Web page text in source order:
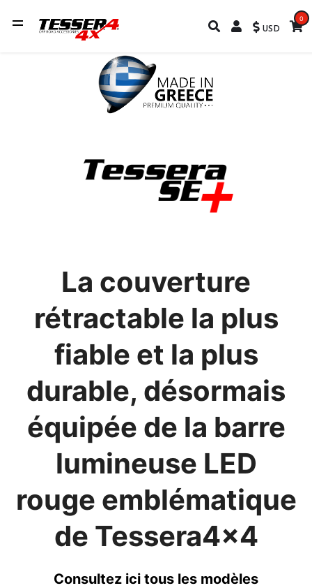
USD
0
La couverture
rétractable la plus
fiable et la plus
durable, désormais
équipée de la barre
lumineuse LED
rouge emblématique
de Tessera4x4
Consultez ici tous les modèles